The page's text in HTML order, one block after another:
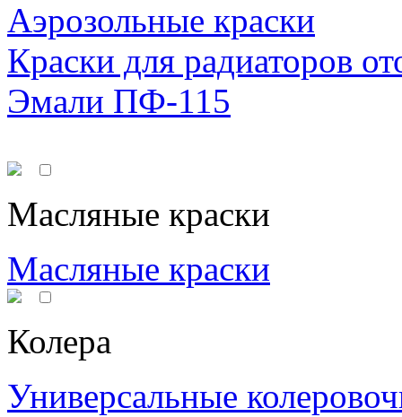
Аэрозольные краски
Краски для радиаторов
Эмали ПФ-115
Масляные краски
Масляные краски
Колера
Универсальные